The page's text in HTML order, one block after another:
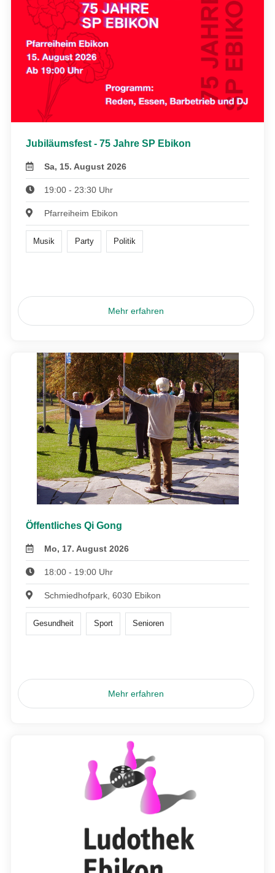
Jubiläumsfest - 75 Jahre SP Ebikon
Sa, 15. August 2026
19:00 - 23:30 Uhr
Pfarreiheim Ebikon
Musik Party Politik
Mehr erfahren
Öffentliches Qi Gong
Mo, 17. August 2026
18:00 - 19:00 Uhr
Schmiedhofpark, 6030 Ebikon
Gesundheit Sport Senioren
Mehr erfahren